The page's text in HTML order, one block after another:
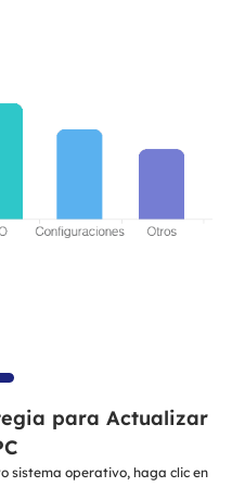
para Actualizar
sistema operativo, haga clic en